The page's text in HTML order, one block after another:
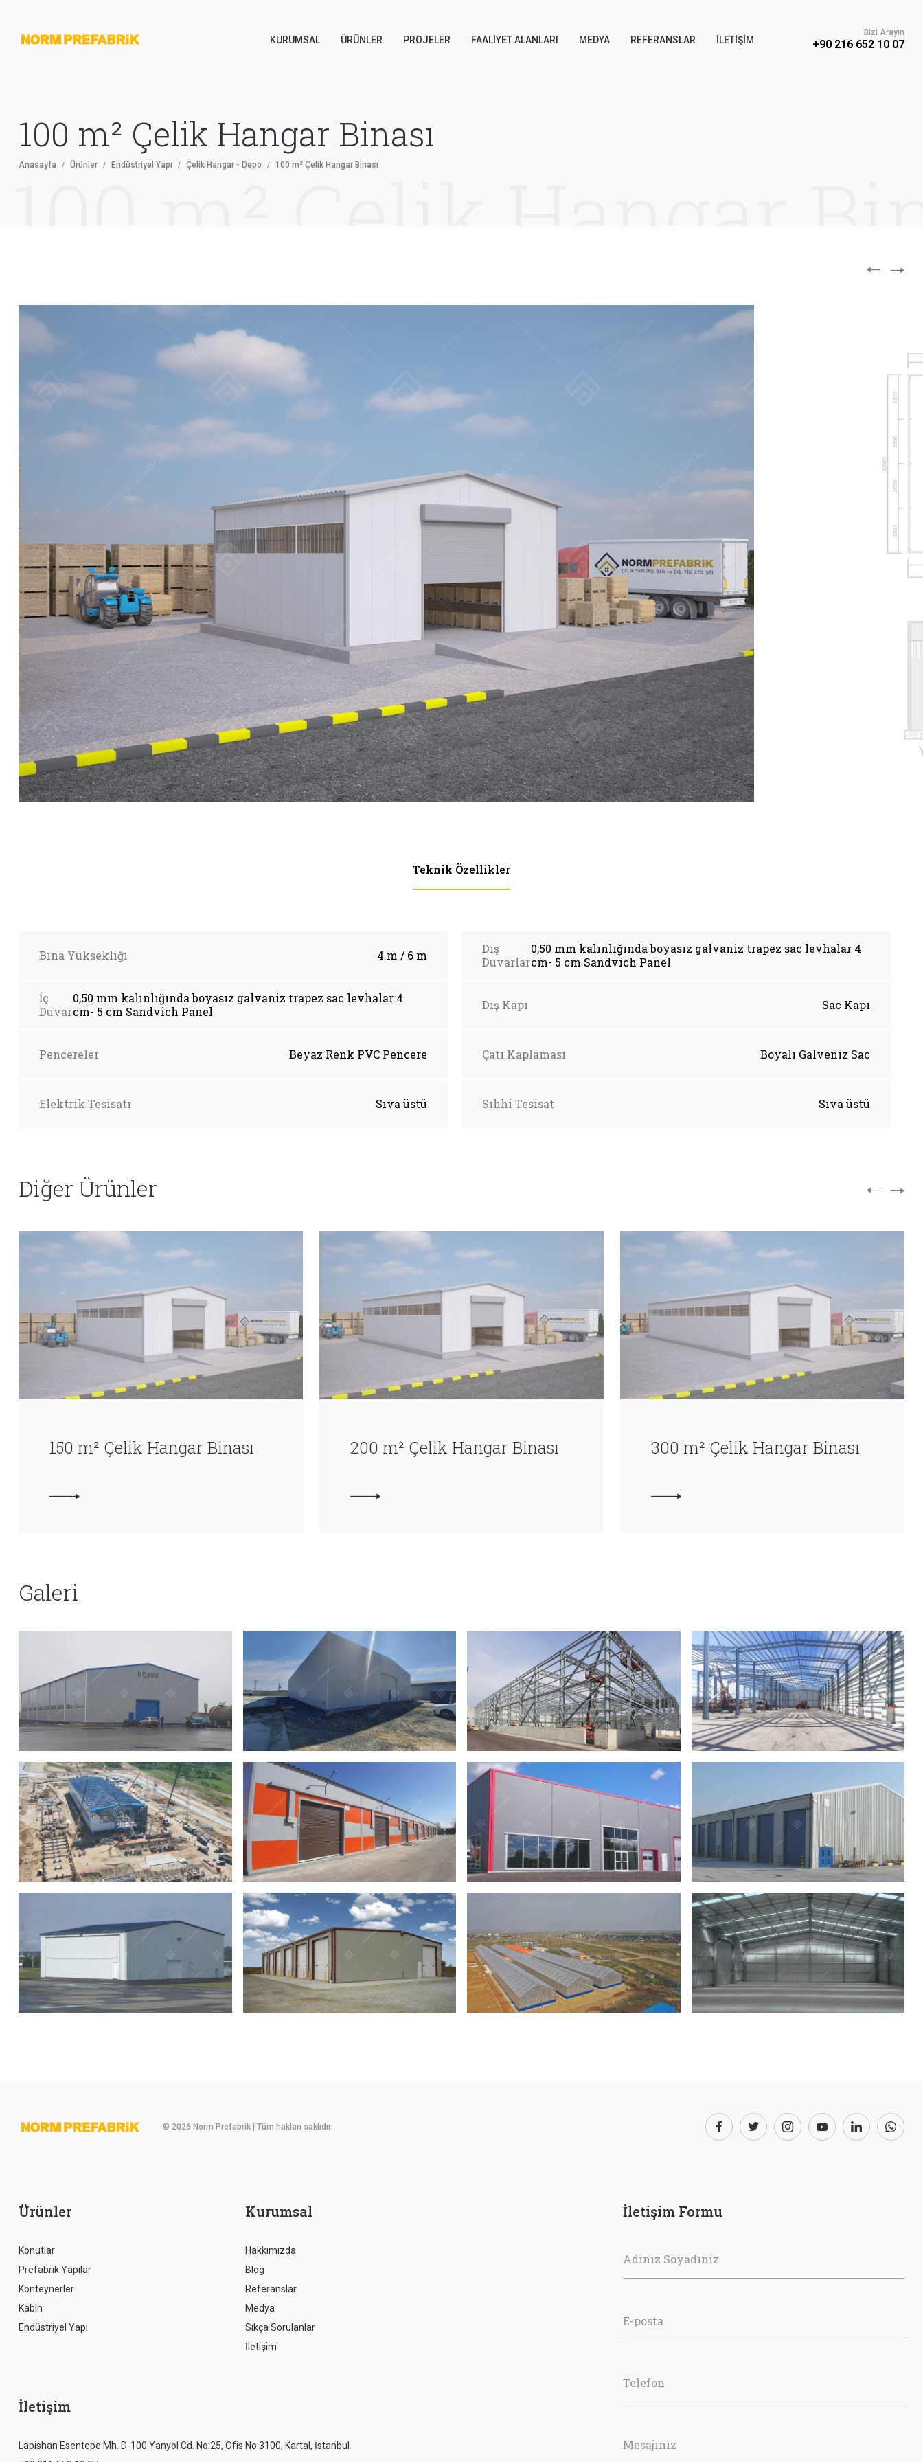
KURUMSAL ÜRÜNLER PROJELER FAALIYET ALANLARI MEDYA REFERANSLAR İLETIŞIM
Bizi Arayın
+90 216 652 10 07
100 m² Çelik Hangar Binası
Anasayfa Ürünler Endüstriyel Yapı Çelik Hangar - Depo 100 m² Çelik Hangar Binası
Teknik Özellikler
Bina Yüksekliği 4 m / 6 m
Dış
Duvarlar
0,50 mm kalınlığında boyasız galvaniz trapez sac levhalar 4
cm- 5 cm Sandvich Panel
İç
Duvar
0,50 mm kalınlığında boyasız galvaniz trapez sac levhalar 4
cm- 5 cm Sandvich Panel
Dış Kapı Sac Kapı
Pencereler Beyaz Renk PVC Pencere Çatı Kaplaması Boyalı Galveniz Sac
Elektrik Tesisatı Sıva üstü Sıhhi Tesisat Sıva üstü
Diğer Ürünler
150 m² Çelik Hangar Binası 200 m² Çelik Hangar Binası 300 m² Çelik Hangar Binası
Galeri
© 2026 Norm Prefabrik | Tüm hakları saklıdır.
Ürünler
Konutlar
Prefabrik Yapılar
Konteynerler
Kabin
Endüstriyel Yapı
Kurumsal
Hakkımızda
Blog
Referanslar
Medya
Sıkça Sorulanlar
İletişim
İletişim
Lapishan Esentepe Mh. D-100 Yanyol Cd. No:25, Ofis No:3100, Kartal, İstanbul
İletişim Formu
Adınız Soyadınız
E-posta
Telefon
Mesajınız